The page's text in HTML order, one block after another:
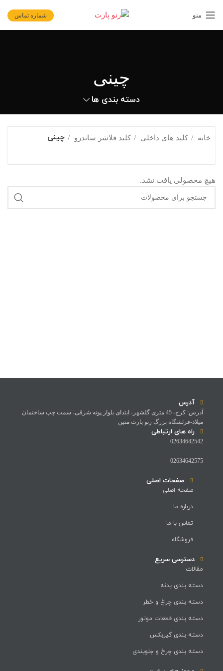
منو شماره تماس
چینی
دسته بندی ها
خانه کلید های داخلی کلید فلاشر ساندرو چینی
هیچ محصولی یافت نشد.
آدرس
آدرس: کرج- 45 متری گلشهر- ابتدای بلوار پونه شرقی- سمت چپ ساختمان
میلاد-فرئشگاه بزرگ رنو پارت متین
راه های ارتباطی
02634642542
02634642575
صفحات اصلی
صفحه اصلی
درباره ما
تماس با ما
فروشگاه
دسترسی سریع
مقالات
دسته بندی بدنه
دسته بندی چراغ و خطر
دسته بندی قطعات موتور
دسته بندی گیربکس
دسته بندی چرخ و جلوبندی